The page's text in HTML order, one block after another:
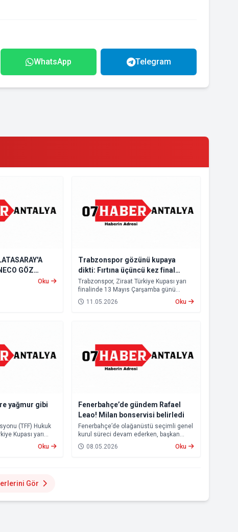
WhatsApp Telegram
GÖZ
Oku
Trabzonspor gözünü kupaya
dikti: Fırtına üçüncü kez final
istiyor
Trabzonspor, Ziraat Türkiye Kupası yarı
finalinde 13 Mayıs Çarşamba günü
Natura Dünyası Gençlerbirliği ile
deplasmanda karşı karşıya gelecek.
11.05.2026 Oku
yağmur gibi
(TFF) Hukuk
Kupası yarı
ardından
Oku
Fenerbahçe’de gündem Rafael
Leao! Milan bonservisi belirledi
Fenerbahçe’de olağanüstü seçimli genel
kurul süreci devam ederken, başkan
adayları Aziz Yıldırım ve Hakan Safi’nin
transfer çalışmalarına da hız verdiği öne
08.05.2026 Oku
Gör